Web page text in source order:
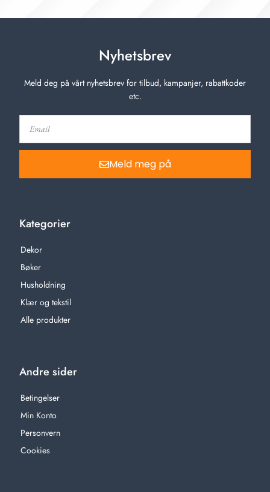
Nyhetsbrev
Meld deg på vårt nyhetsbrev for tilbud, kampanjer, rabattkoder
etc.
Meld meg på
Kategorier
Dekor
Bøker
Husholdning
Klær og tekstil
Alle produkter
Andre sider
Betingelser
Min Konto
Personvern
Cookies